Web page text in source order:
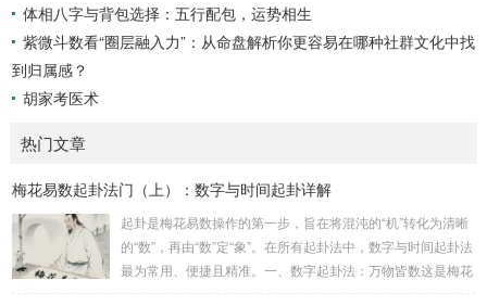
体相八字与背包选择：五行配包，运势相生
紫微斗数看“圈层融入力”：从命盘解析你更容易在哪种社群文化中找
到归属感？
胡家考医术
热门文章
梅花易数起卦法门（上）：数字与时间起卦详解
起卦是梅花易数操作的第一步，旨在将混沌的“机”转化为清晰
的“数”，再由“数”定“象”。在所有起卦法中，数字与时间起卦法
最为常用、便捷且精准。一、数字起卦法：万物皆数这是梅花